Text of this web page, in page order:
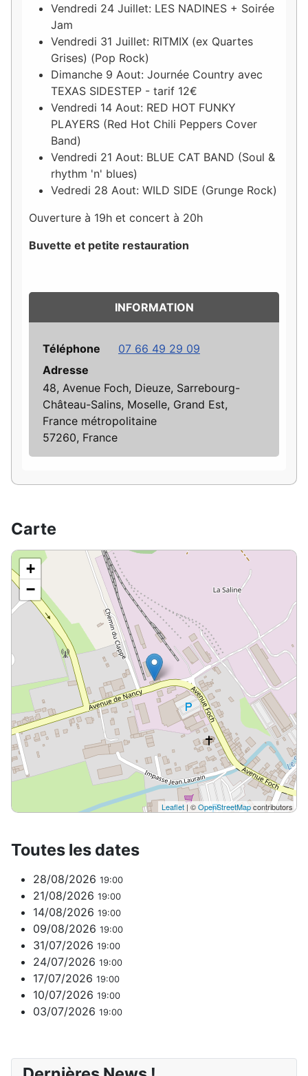
Vendredi 24 Juillet: LES NADINES + Soirée
Jam
Vendredi 31 Juillet: RITMIX (ex Quartes
Grises) (Pop Rock)
Dimanche 9 Aout: Journée Country avec
TEXAS SIDESTEP - tarif 12€
Vendredi 14 Aout: RED HOT FUNKY
PLAYERS (Red Hot Chili Peppers Cover
Band)
Vendredi 21 Aout: BLUE CAT BAND (Soul &
rhythm 'n' blues)
Vedredi 28 Aout: WILD SIDE (Grunge Rock)
Ouverture à 19h et concert à 20h
Buvette et petite restauration
INFORMATION
Téléphone
07 66 49 29 09
Adresse
48, Avenue Foch, Dieuze, Sarrebourg-
Château-Salins, Moselle, Grand Est,
France métropolitaine
57260, France
Carte
+
−
Leaflet | ©OpenStreetMapcontributors
Toutes les dates
28/08/2026 19:00
21/08/2026 19:00
14/08/2026 19:00
09/08/2026 19:00
31/07/2026 19:00
24/07/2026 19:00
17/07/2026 19:00
10/07/2026 19:00
03/07/2026 19:00